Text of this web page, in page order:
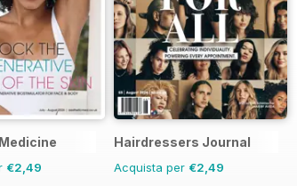
€2,49
Hairdressers Journal
Acquista per €2,49